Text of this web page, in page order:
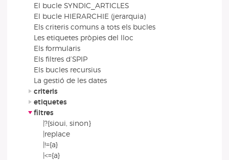
El bucle SYNDIC_ARTICLES
El bucle HIERARCHIE (jerarquia)
Els criteris comuns a tots els bucles
Les etiquetes pròpies del lloc
Els formularis
Els filtres d’SPIP
Els bucles recursius
La gestió de les dates
criteris
etiquetes
filtres
|?{sioui, sinon}
|replace
|!={a}
|<={a}